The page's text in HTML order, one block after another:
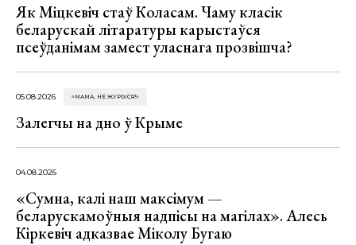
Як Міцкевіч стаў Коласам. Чаму класік
беларускай літаратуры карыстаўся
псеўданімам замест уласнага прозвішча?
05.08.2026 «МАМА, НЕ ЖУРЫСЯ!»
Залегчы на дно ў Крыме
04.08.2026
«Сумна, калі наш максімум —
беларускамоўныя надпісы на магілах». Алесь
Кіркевіч адказвае Міколу Бугаю